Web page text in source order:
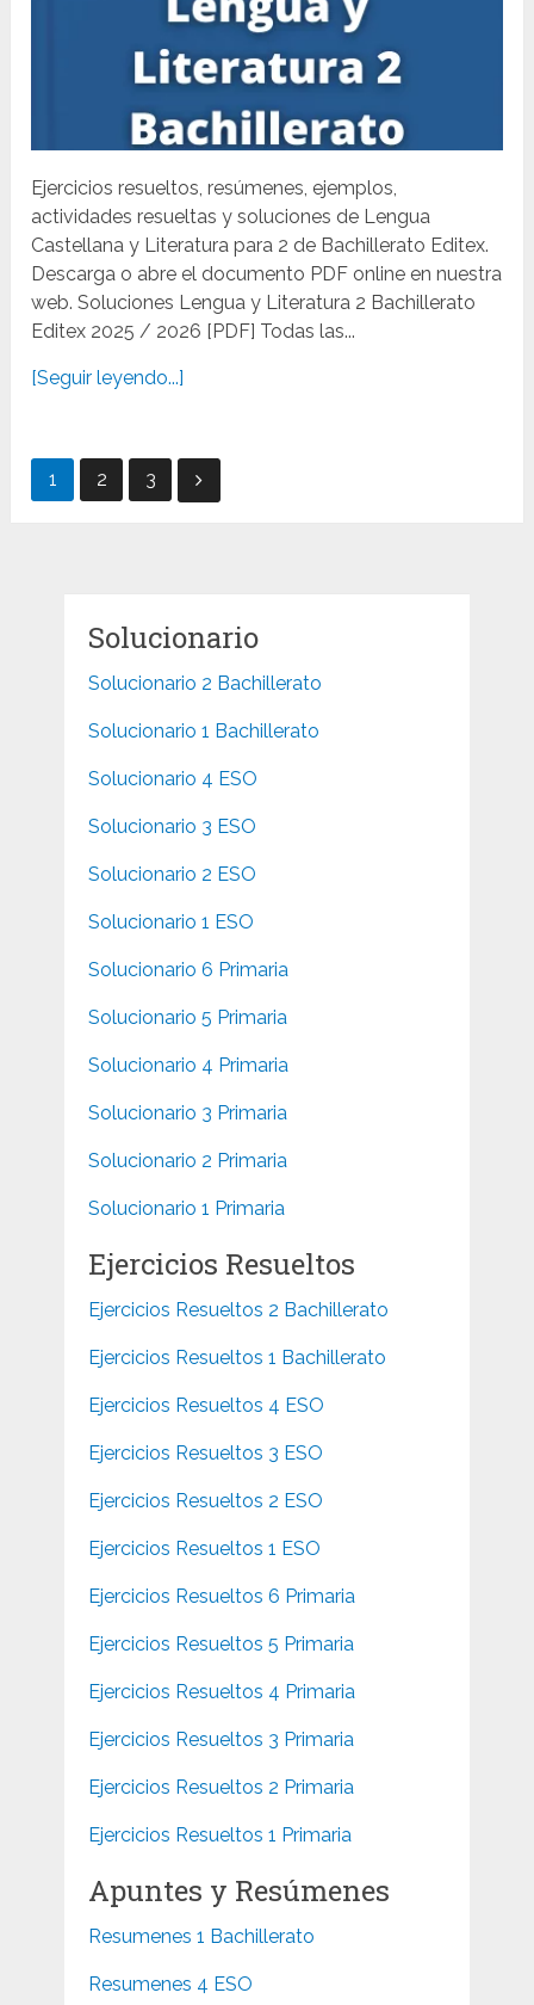
Ejercicios resueltos, resúmenes, ejemplos,
actividades resueltas y soluciones de Lengua
Castellana y Literatura para 2 de Bachillerato Editex.
Descarga o abre el documento PDF online en nuestra
web. Soluciones Lengua y Literatura 2 Bachillerato
Editex 2025 / 2026 [PDF] Todas las...
[Seguir leyendo...]
Paginación
1 2 3
Solucionario
Solucionario 2 Bachillerato
Solucionario 1 Bachillerato
Solucionario 4 ESO
Solucionario 3 ESO
Solucionario 2 ESO
Solucionario 1 ESO
Solucionario 6 Primaria
Solucionario 5 Primaria
Solucionario 4 Primaria
Solucionario 3 Primaria
Solucionario 2 Primaria
Solucionario 1 Primaria
Ejercicios Resueltos
Ejercicios Resueltos 2 Bachillerato
Ejercicios Resueltos 1 Bachillerato
Ejercicios Resueltos 4 ESO
Ejercicios Resueltos 3 ESO
Ejercicios Resueltos 2 ESO
Ejercicios Resueltos 1 ESO
Ejercicios Resueltos 6 Primaria
Ejercicios Resueltos 5 Primaria
Ejercicios Resueltos 4 Primaria
Ejercicios Resueltos 3 Primaria
Ejercicios Resueltos 2 Primaria
Ejercicios Resueltos 1 Primaria
Apuntes y Resúmenes
Resumenes 1 Bachillerato
Resumenes 4 ESO